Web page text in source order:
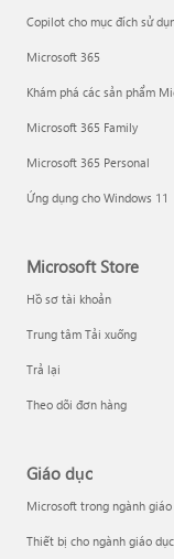
Copilot cho mục đích sử
Microsoft 365
Khám phá các sản phẩm
Microsoft 365 Family
Microsoft 365 Personal
Ứng dụng cho Windows 11
Microsoft Store
Hồ sơ tài khoản
Trung tâm Tải xuống
Trả lại
Theo dõi đơn hàng
Giáo dục
Microsoft trong ngành giáo
Thiết bị cho ngành giáo dục